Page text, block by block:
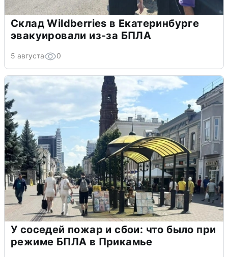
Склад Wildberries в Екатеринбурге
эвакуировали из-за БПЛА
5 августа 0
У соседей пожар и сбои: что было при
режиме БПЛА в Прикамье